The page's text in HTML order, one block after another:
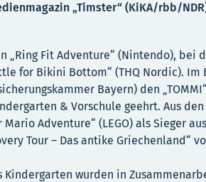
„Timster“ (KiKA/rbb/
„Ring Fit Adventure“ (Nintendo), bei
for Bikini Bottom“ (THQ Nordic).
Bayern) den
& Vorschule geehrt. Aus
Adventure“ (LEGO) als Sieger
Tour – Das antike Griechenland“
Kindergarten wurden in